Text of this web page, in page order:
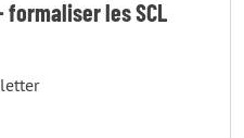
formaliser les SCL